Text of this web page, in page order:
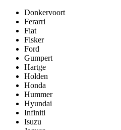
Donkervoort
Ferarri
Fiat
Fisker
Ford
Gumpert
Hartge
Holden
Honda
Hummer
Hyundai
Infiniti
Isuzu